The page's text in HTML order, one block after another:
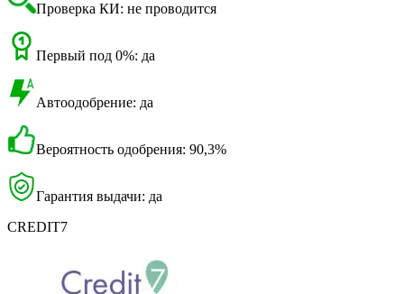
Проверка КИ: не проводится
Первый под 0%: да
Автоодобрение: да
Вероятность одобрения: 90,3%
Гарантия выдачи: да
CREDIT7